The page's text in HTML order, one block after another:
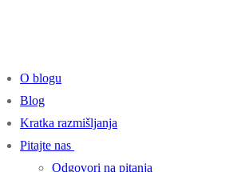
O blogu
Blog
Kratka razmišljanja
Pitajte nas
Odgovori na pitanja